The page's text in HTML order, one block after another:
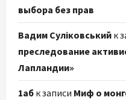
выбора без прав
Вадим Суліковський к
преследование
Лапландии»
1аб к записи Миф о